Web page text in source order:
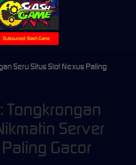
Outsourced: Slash Game
Seru Situs Slot Nexus Paling
Tongkrongan
Server
Gacor